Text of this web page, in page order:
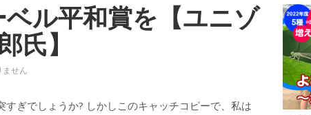
ル平和賞を【ユニゾ
氏】
ません
ぎでしょうか? しかしこのキャッチコピーで、私は